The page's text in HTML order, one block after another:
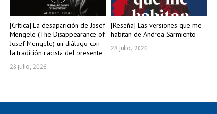
[Crítica] La desaparición de Josef
Mengele (The Disappearance of
Josef Mengele) un diálogo con
la tradición nacista del presente
28 julio, 2026
[Reseña] Las versiones que me
habitan de Andrea Sarmiento
28 julio, 2026